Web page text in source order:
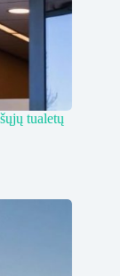
tualetų